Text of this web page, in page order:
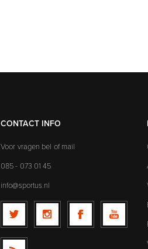
CONTACT INFO
Voor vragen bel of mail
085 - 073 01 45
info@sportus.nl